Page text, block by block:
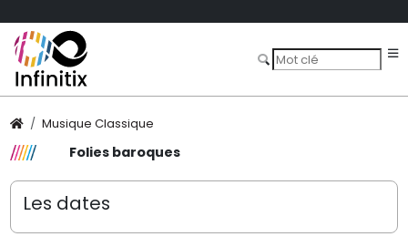
Musique Classique
Folies baroques
Les dates